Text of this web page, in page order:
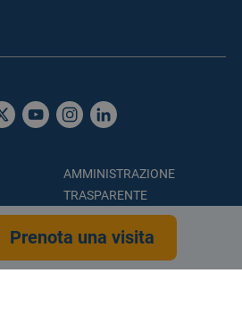
AMMINISTRAZIONE
TRASPARENTE
Prenota una visita